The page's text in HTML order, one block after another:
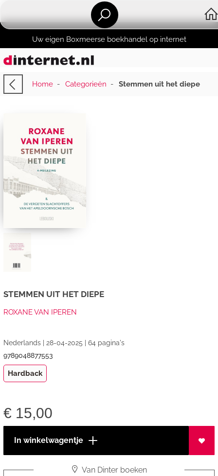
Uw eigen Boxmeerse boekhandel op internet
Home- Categorieën - Stemmen uit het diepe
STEMMEN UIT HET DIEPE
ROXANE VAN IPEREN
Nederlands | 28-04-2025 | 64 pagina's
9789048877553
Hardback
€ 15,00
In winkelwagentje
Van Dinter boeken